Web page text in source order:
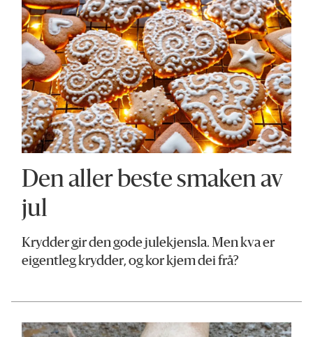
Den aller beste smaken av
jul
Krydder gir den gode julekjensla. Men kva er
eigentleg krydder, og kor kjem dei frå?